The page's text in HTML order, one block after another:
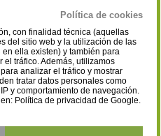
Política de cookies
con finalidad técnica (aquellas
del sitio web y la utilización de las
ella existen) y también para
tráfico. Además, utilizamos
analizar el tráfico y mostrar
tratar datos personales como
y comportamiento de navegación.
Política de privacidad de Google.